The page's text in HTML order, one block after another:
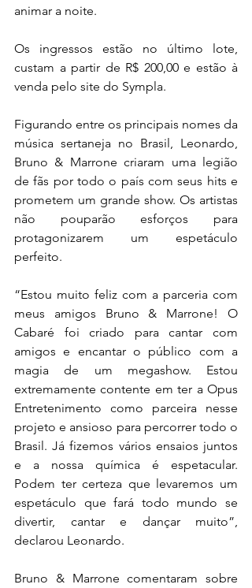
animar a noite.
Os ingressos estão no último lote,
custam a partir de R$ 200,00 e estão à
venda pelo site do Sympla.
Figurando entre os principais nomes da
música sertaneja no Brasil, Leonardo,
Bruno & Marrone criaram uma legião
de fãs por todo o país com seus hits e
prometem um grande show. Os artistas
não pouparão esforços para
protagonizarem um espetáculo
perfeito.
“Estou muito feliz com a parceria com
meus amigos Bruno & Marrone! O
Cabaré foi criado para cantar com
amigos e encantar o público com a
magia de um megashow. Estou
extremamente contente em ter a Opus
Entretenimento como parceira nesse
projeto e ansioso para percorrer todo o
Brasil. Já fizemos vários ensaios juntos
e a nossa química é espetacular.
Podem ter certeza que levaremos um
espetáculo que fará todo mundo se
divertir, cantar e dançar muito”,
declarou Leonardo.
Bruno & Marrone comentaram sobre